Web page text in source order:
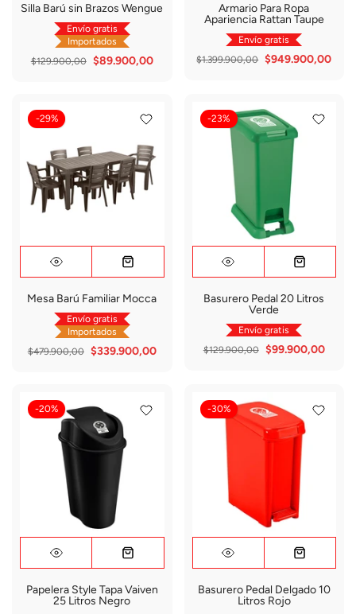
Silla Barú sin Brazos Wengue
Envío gratis
Importados
$129.900,00 $89.900,00
Armario Para Ropa
Apariencia Rattan Taupe
Envío gratis
$1.399.900,00 $949.900,00
-29%
Mesa Barú Familiar Mocca
Envío gratis
Importados
$479.900,00 $339.900,00
-23%
Basurero Pedal 20 Litros
Verde
Envío gratis
$129.900,00 $99.900,00
-20%
Papelera Style Tapa Vaiven
25 Litros Negro
-30%
Basurero Pedal Delgado 10
Litros Rojo